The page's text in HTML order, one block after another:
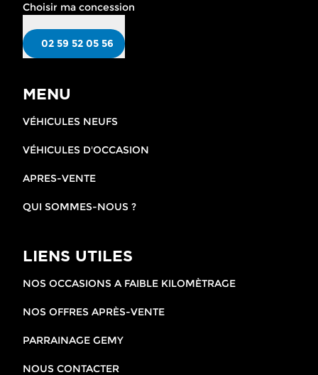
Choisir ma concession
02 59 52 05 56
MENU
VÉHICULES NEUFS
VÉHICULES D'OCCASION
APRES-VENTE
QUI SOMMES-NOUS ?
LIENS UTILES
NOS OCCASIONS A FAIBLE KILOMÈTRAGE
NOS OFFRES APRÈS-VENTE
PARRAINAGE GEMY
NOUS CONTACTER